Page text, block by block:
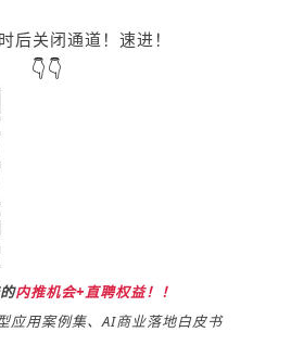
后关闭通道！速进！
👇👇
内推机会+直聘权益！！
应用案例集、AI商业落地白皮书